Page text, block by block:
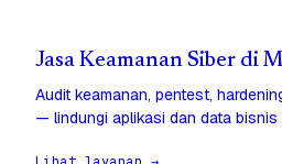
Jasa Keamanan Siber di
Audit keamanan, pentest,
— lindungi aplikasi dan data bisnis